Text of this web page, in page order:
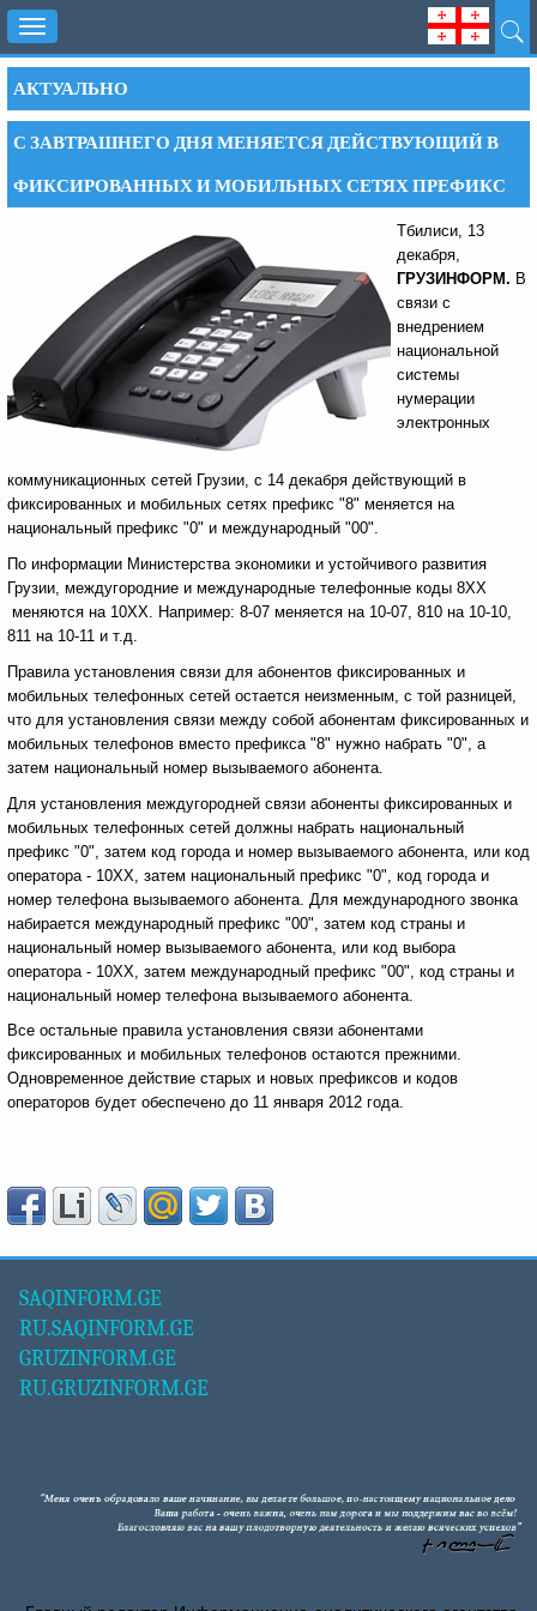
Toggle
navigation
АКТУАЛЬНО
С ЗАВТРАШНЕГО ДНЯ МЕНЯЕТСЯ ДЕЙСТВУЮЩИЙ В
ФИКСИРОВАННЫХ И МОБИЛЬНЫХ СЕТЯХ ПРЕФИКС
Тбилиси, 13
декабря,
ГРУЗИНФОРМ. В
связи с
внедрением
национальной
системы
нумерации
электронных
коммуникационных сетей Грузии, с 14 декабря действующий в
фиксированных и мобильных сетях префикс "8" меняется на
национальный префикс "0" и международный "00".
По информации Министерства экономики и устойчивого развития
Грузии, междугородние и международные телефонные коды 8ХХ
меняются на 10ХХ. Например: 8-07 меняется на 10-07, 810 на 10-10,
811 на 10-11 и т.д.
Правила установления связи для абонентов фиксированных и
мобильных телефонных сетей остается неизменным, с той разницей,
что для установления связи между собой абонентам фиксированных и
мобильных телефонов вместо префикса "8" нужно набрать "0", а
затем национальный номер вызываемого абонента.
Для установления междугородней связи абоненты фиксированных и
мобильных телефонных сетей должны набрать национальный
префикс "0", затем код города и номер вызываемого абонента, или код
оператора - 10ХХ, затем национальный префикс "0", код города и
номер телефона вызываемого абонента. Для международного звонка
набирается международный префикс "00", затем код страны и
национальный номер вызываемого абонента, или код выбора
оператора - 10ХХ, затем международный префикс "00", код страны и
национальный номер телефона вызываемого абонента.
Все остальные правила установления связи абонентами
фиксированных и мобильных телефонов остаются прежними.
Одновременное действие старых и новых префиксов и кодов
операторов будет обеспечено до 11 января 2012 года.
SAQINFORM.GE
RU.SAQINFORM.GE
GRUZINFORM.GE
RU.GRUZINFORM.GE